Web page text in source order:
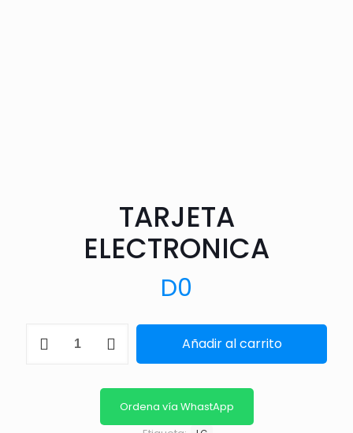
TARJETA
ELECTRONICA
D0
ELECTRONICA
Añadir al carrito
Ordena vía WhastApp